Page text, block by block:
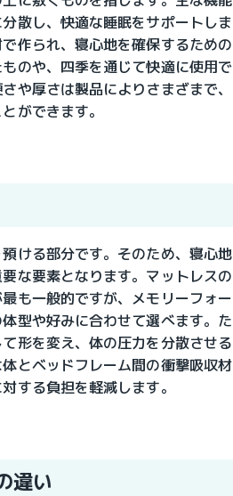
散し、快適な睡眠をサポートしま
作られ、寝心地を確保するための
のや、四季を通じて快適に使用で
や厚さは製品によりさまざまで、
ができます。
ける部分です。そのため、寝心地
な要素となります。マットレスの
も一般的ですが、メモリーフォー
型や好みに合わせて選べます。た
形を変え、体の圧力を分散させる
とベッドフレーム間の衝撃吸収材
する負担を軽減します。
違い